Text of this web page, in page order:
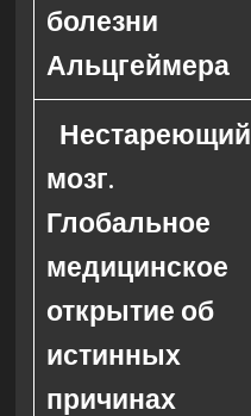
болезни
Альцгеймера
Нестареющий
мозг.
Глобальное
медицинское
открытие об
истинных
причинах